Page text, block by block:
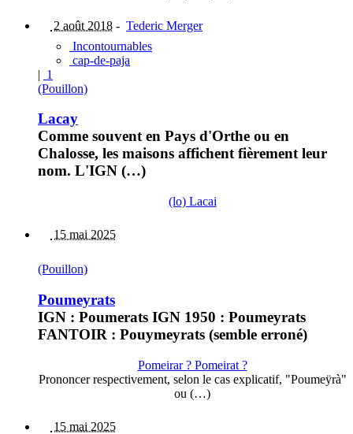
2 août 2018 - Tederic Merger
Incontournables
cap-de-paja
| 1
(Pouillon)
Lacay
Comme souvent en Pays d'Orthe ou en
Chalosse, les maisons affichent fièrement leur
nom. L'IGN (…)
(lo) Lacai
15 mai 2025
(Pouillon)
Poumeyrats
IGN : Poumerats IGN 1950 : Poumeyrats
FANTOIR : Pouymeyrats (semble erroné)
Pomeirar ? Pomeirat ?
Prononcer respectivement, selon le cas explicatif, "Poumeÿrà"
ou (…)
15 mai 2025